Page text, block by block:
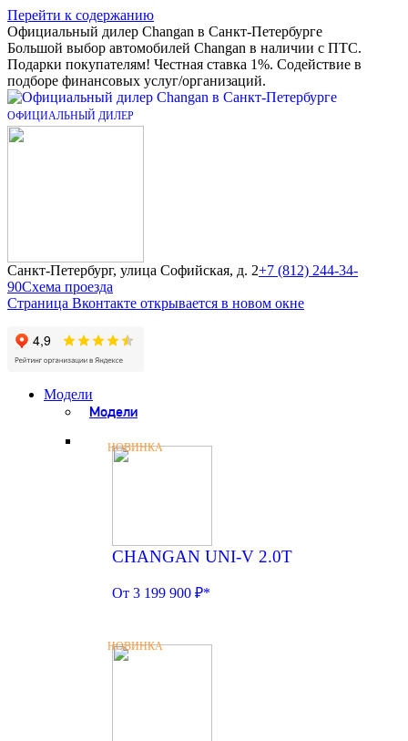
Перейти к содержанию
Официальный дилер Changan в Санкт-Петербурге
Большой выбор автомобилей Changan в наличии с ПТС.
Подарки покупателям! Честная ставка 1%. Содействие в
подборе финансовых услуг/организаций.
Санкт-Петербург, улица Софийская, д. 2+7 (812) 244-34-
90Схема проезда
Страница Вконтакте открывается в новом окне
Модели
Модели
НОВИНКА
CHANGAN UNI-V 2.0T
От 3 199 900 ₽*
НОВИНКА